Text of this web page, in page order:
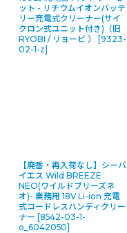
ット - リチウムイオンバッテ
リー充電式クリーナー(サイ
クロン式ユニット付き)（旧
RYOBI / リョービ ）
[9323-
02-1-z]
【廃番・再入荷なし】シーバ
イエス Wild BREEZE
NEO(ワイルドブリーズネ
オ)- 業務用 18V Li-ion 充電
式コードレスハンディクリー
ナー [8542-03-1-
o_6042050]